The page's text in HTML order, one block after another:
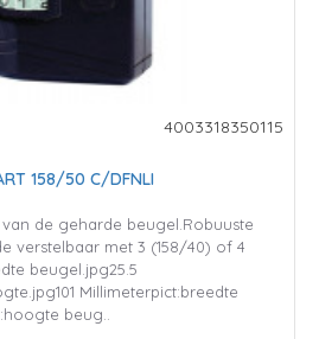
4003318350115
158/50 C/DFNLI
de geharde beugel.Robuuste
verstelbaar met 3 (158/40) of 4
beugel.jpg25.5
Millimeterpict:breedte
beug..